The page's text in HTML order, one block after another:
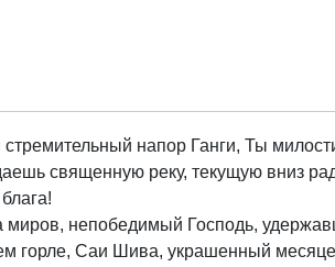
напор Ганги, Ты
священную реку, текущую вниз
непобедимый Господь,
горле, Саи Шива, украшенный